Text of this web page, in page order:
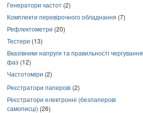
Генератори частот (2)
Комплекти перевірочного обладнання (7)
Рефлектометри (20)
Тестери (13)
Вказівники напруги та правильності чергування
фаз (12)
Частотоміри (2)
Реєстратори паперові (2)
Реєстратори електронні (безпаперові
самописці) (26)